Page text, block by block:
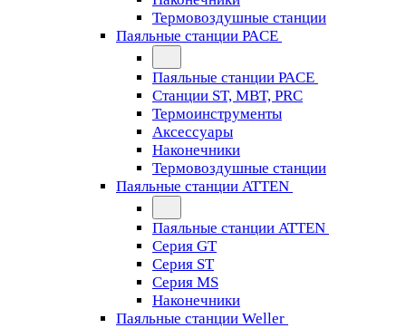
Термовоздушные станции
Паяльные станции PACE
Паяльные станции PACE
Станции ST, MBT, PRC
Термоинструменты
Аксессуары
Наконечники
Термовоздушные станции
Паяльные станции ATTEN
Паяльные станции ATTEN
Серия GT
Серия ST
Серия MS
Наконечники
Паяльные станции Weller